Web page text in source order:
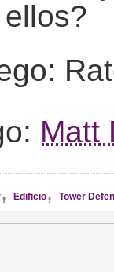
Matt
, Edificio, Tower